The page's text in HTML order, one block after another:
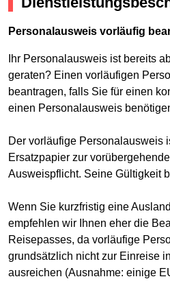
Personalausweis vorläufig
Ihr Personalausweis ist bereits
geraten? Einen vorläufigen
beantragen, falls Sie für einen
einen Personalausweis
Der vorläufige Personalausweis
Ersatzpapier zur
Ausweispflicht. Seine Gültigkeit
Wenn Sie kurzfristig eine
empfehlen wir Ihnen eher die
Reisepasses, da vorläufige
grundsätzlich nicht zur Einreise
ausreichen (Ausnahme: einige